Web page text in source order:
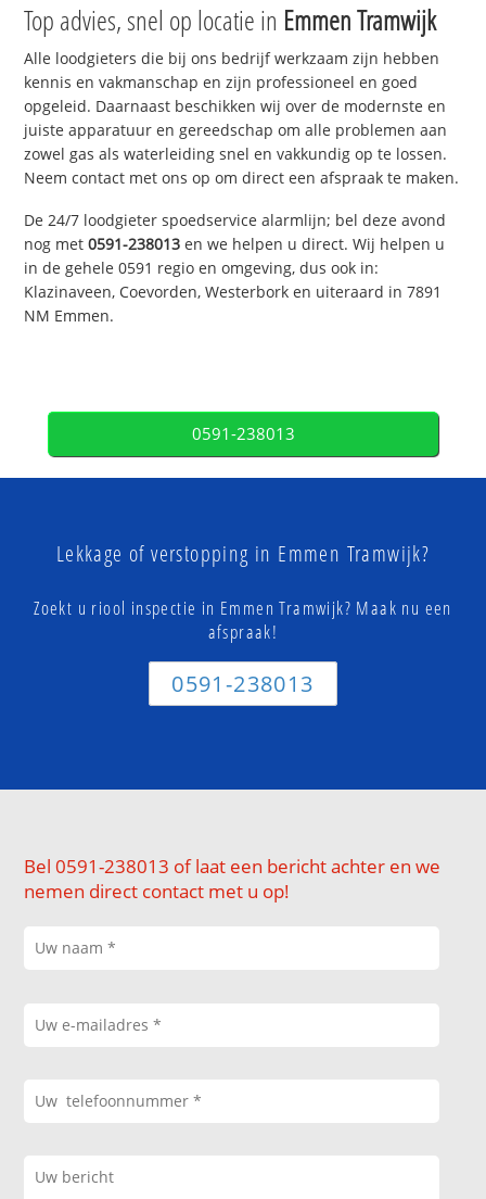
Top advies, snel op locatie in Emmen Tramwijk
Alle loodgieters die bij ons bedrijf werkzaam zijn hebben
kennis en vakmanschap en zijn professioneel en goed
opgeleid. Daarnaast beschikken wij over de modernste en
juiste apparatuur en gereedschap om alle problemen aan
zowel gas als waterleiding snel en vakkundig op te lossen.
Neem contact met ons op om direct een afspraak te maken.
De 24/7 loodgieter spoedservice alarmlijn; bel deze avond
nog met0591-238013 en we helpen u direct. Wij helpen u
in de gehele 0591 regio en omgeving, dus ook in:
Klazinaveen, Coevorden, Westerbork en uiteraard in 7891
NM Emmen.
0591-238013
Lekkage of verstopping in Emmen Tramwijk?
Zoekt u riool inspectie in Emmen Tramwijk? Maak nu een
afspraak!
0591-238013
Bel 0591-238013 of laat een bericht achter en we
nemen direct contact met u op!